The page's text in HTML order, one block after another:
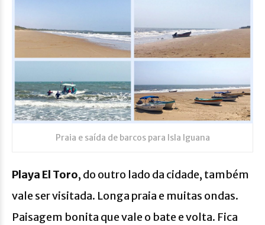
Praia e saída de barcos para Isla Iguana
Playa El Toro, do outro lado da cidade, também
vale ser visitada. Longa praia e muitas ondas.
Paisagem bonita que vale o bate e volta. Fica